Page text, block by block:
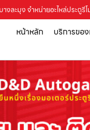
งละมุง จำหน่ายอะไหล่ประตู
หน้าหลัก บริการของ